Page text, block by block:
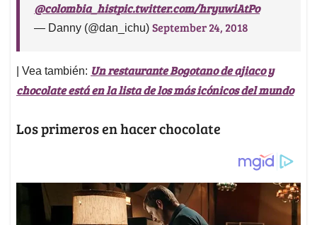
@colombia_histpic.twitter.com/hryuwiAtPo
— Danny (@dan_ichu) September 24, 2018
| Vea también: Un restaurante Bogotano de ajiaco y
chocolate está en la lista de los más icónicos del mundo
Los primeros en hacer chocolate